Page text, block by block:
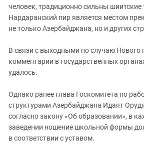
человек, традиционно сильны шиитские
Нардаранский пир является местом
не только Азербайджана, но и других
В связи с выходными по случаю Нового
комментарии в государственных
удалось.
Однако ранее глава Госкомитета по
структурами Азербайджана Идаят
согласно закону «Об образовании», в
заведении ношение школьной формы
в соответствии с уставом.